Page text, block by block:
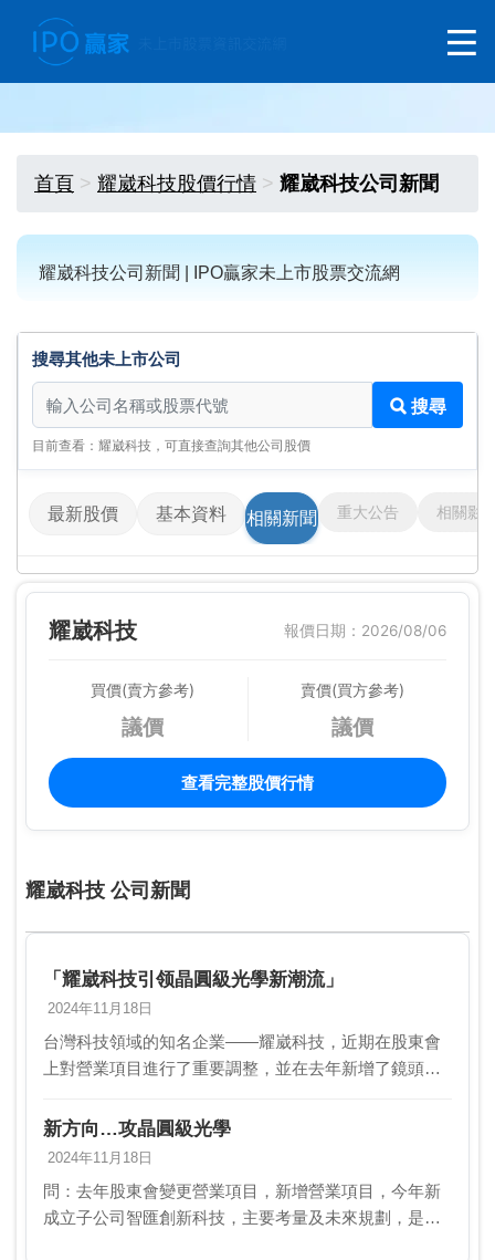
首頁 耀崴科技股價行情 耀崴科技公司新聞
耀崴科技公司新聞 | IPO贏家未上市股票交流網
搜尋其他未上市公司
搜尋其他未上市公司
搜尋
目前查看：耀崴科技，可直接查詢其他公司股價
最新股價 基本資料 相關新聞 重大公告 相關影
耀崴科技 報價日期：2026/08/06
買價(賣方參考)
議價
賣價(買方參考)
議價
查看完整股價行情
耀崴科技 公司新聞
「耀崴科技引领晶圓級光學新潮流」
2024年11月18日
台灣科技領域的知名企業——耀崴科技，近期在股東會
上對營業項目進行了重要調整，並在去年新增了鏡頭專
隨著今年新成立子公司智匯創新科技，公司正積極朝向
橫向整…
新方向…攻晶圓級光學
2024年11月18日
問：去年股東會變更營業項目，新增營業項目，今年新
成立子公司智匯創新科技，主要考量及未來規劃，是否